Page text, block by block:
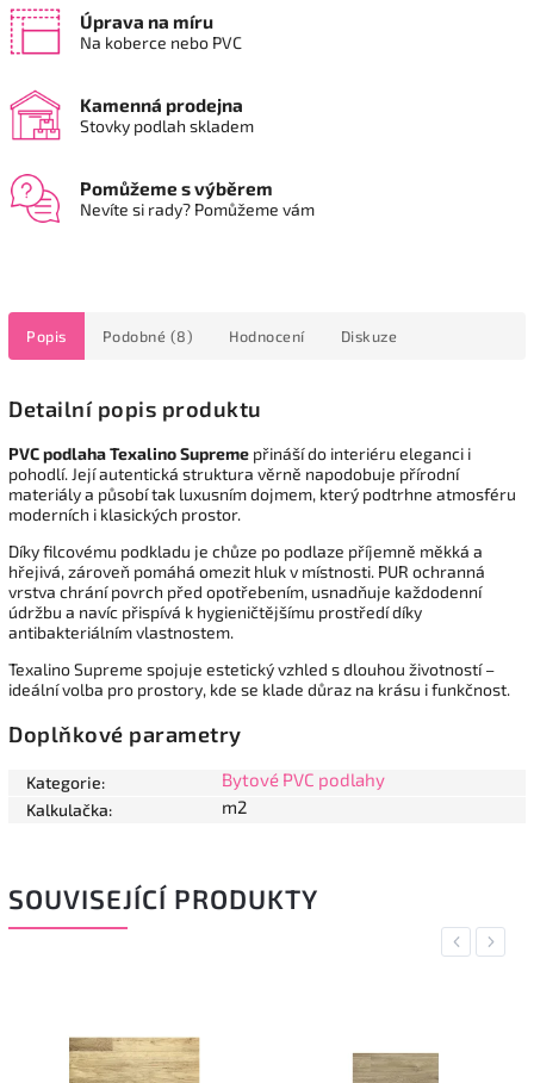
Úprava na míru
Na koberce nebo PVC
Kamenná prodejna
Stovky podlah skladem
Pomůžeme s výběrem
Nevíte si rady? Pomůžeme vám
Popis Podobné (8) Hodnocení Diskuze
Detailní popis produktu
PVCpodlaha Texalino Supreme přináší do interiéru eleganci i
pohodlí. Její autentická struktura věrně napodobuje přírodní
materiály a působí tak luxusním dojmem, který podtrhne atmosféru
moderních i klasických prostor.
Díky filcovému podkladu je chůze po podlaze příjemně měkká a
hřejivá, zároveň pomáhá omezit hluk v místnosti. PUR ochranná
vrstva chrání povrch před opotřebením, usnadňuje každodenní
údržbu a navíc přispívá k hygieničtějšímu prostředí díky
antibakteriálním vlastnostem.
Texalino Supreme spojuje estetický vzhled s dlouhou životností –
ideální volba pro prostory, kde se klade důraz na krásu i funkčnost.
Doplňkové parametry
Kategorie: Bytové PVC podlahy
Kalkulačka: m2
SOUVISEJÍCÍ PRODUKTY
Previous
Next